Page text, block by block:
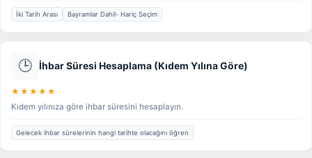
İki Tarih Arası Bayramlar Dahil- Hariç Seçim
🕒 İhbar Süresi Hesaplama (Kıdem Yılına Göre)
★★★★★
Kıdem yılınıza göre ihbar süresini hesaplayın.
Gelecek ihbar sürelerinin hangi tarihte olacağını öğren